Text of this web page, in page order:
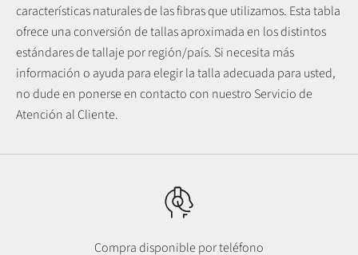
características naturales de las fibras que utilizamos. Esta tabla
ofrece una conversión de tallas aproximada en los distintos
estándares de tallaje por región/país. Si necesita más
información o ayuda para elegir la talla adecuada para usted,
no dude en ponerse en contacto con nuestro Servicio de
Atención al Cliente.
Compra disponible por teléfono